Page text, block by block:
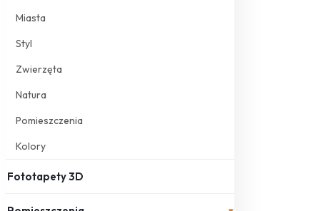
Miasta
Styl
Zwierzęta
Natura
Pomieszczenia
Kolory
Fototapety 3D